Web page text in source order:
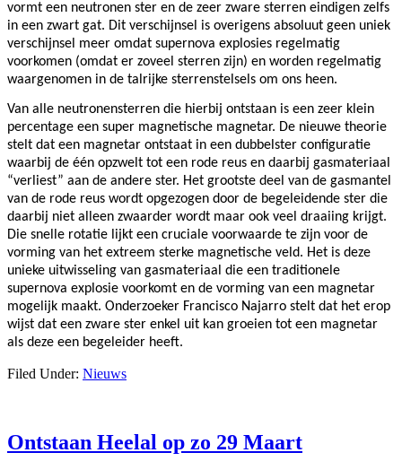
vormt een neutronen ster en de zeer zware sterren eindigen zelfs
in een zwart gat. Dit verschijnsel is overigens absoluut geen uniek
verschijnsel meer omdat supernova explosies regelmatig
voorkomen (omdat er zoveel sterren zijn) en worden regelmatig
waargenomen in de talrijke sterrenstelsels om ons heen.
Van alle neutronensterren die hierbij ontstaan is een zeer klein
percentage een super magnetische magnetar. De nieuwe theorie
stelt dat een magnetar ontstaat in een dubbelster configuratie
waarbij de één opzwelt tot een rode reus en daarbij gasmateriaal
“verliest” aan de andere ster. Het grootste deel van de gasmantel
van de rode reus wordt opgezogen door de begeleidende ster die
daarbij niet alleen zwaarder wordt maar ook veel draaiing krijgt.
Die snelle rotatie lijkt een cruciale voorwaarde te zijn voor de
vorming van het extreem sterke magnetische veld. Het is deze
unieke uitwisseling van gasmateriaal die een traditionele
supernova explosie voorkomt en de vorming van een magnetar
mogelijk maakt. Onderzoeker Francisco Najarro stelt dat het erop
wijst dat een zware ster enkel uit kan groeien tot een magnetar
als deze een begeleider heeft.
Filed Under: Nieuws
Ontstaan Heelal op zo 29 Maart